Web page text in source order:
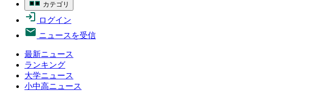
カテゴリ
ログイン
ニュースを受信
最新ニュース
ランキング
大学ニュース
小中高ニュース